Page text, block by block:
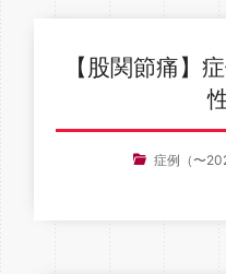
【股関節痛】
症例（〜